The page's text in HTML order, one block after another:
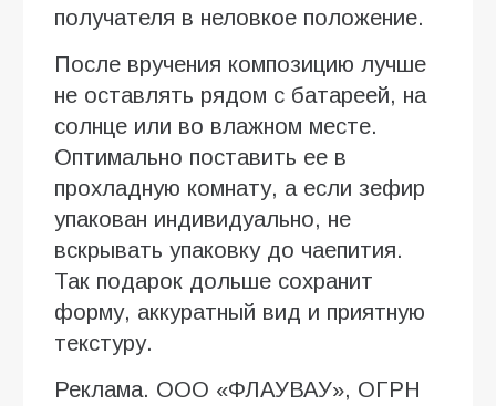
получателя в неловкое положение.
После вручения композицию лучше
не оставлять рядом с батареей, на
солнце или во влажном месте.
Оптимально поставить ее в
прохладную комнату, а если зефир
упакован индивидуально, не
вскрывать упаковку до чаепития.
Так подарок дольше сохранит
форму, аккуратный вид и приятную
текстуру.
Реклама. ООО «ФЛАУВАУ», ОГРН